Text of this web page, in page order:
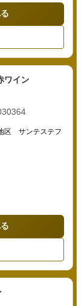
ワイン
区 サンテステフ